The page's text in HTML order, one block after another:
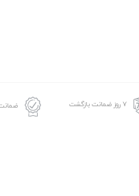
۷ روز ضمانت بازگشت